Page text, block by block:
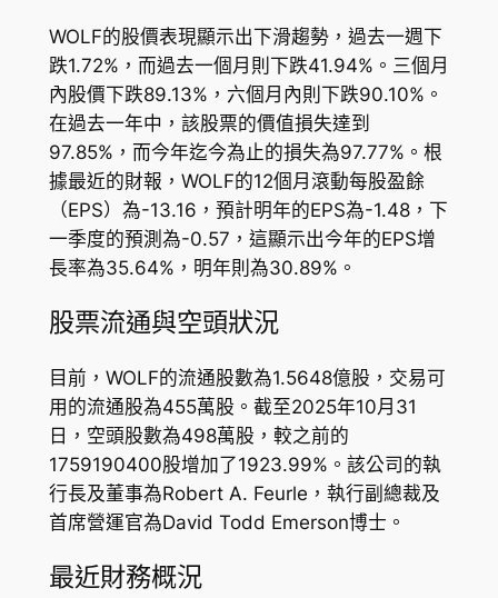
WOLF的股價表現顯示出下滑趨勢，過去一週下
跌1.72%，而過去一個月則下跌41.94%。三個月
內股價下跌89.13%，六個月內則下跌90.10%。
在過去一年中，該股票的價值損失達到
97.85%，而今年迄今為止的損失為97.77%。根
據最近的財報，WOLF的12個月滾動每股盈餘
（EPS）為-13.16，預計明年的EPS為-1.48，下
一季度的預測為-0.57，這顯示出今年的EPS增
長率為35.64%，明年則為30.89%。
股票流通與空頭狀況
目前，WOLF的流通股數為1.5648億股，交易可
用的流通股為455萬股。截至2025年10月31
日，空頭股數為498萬股，較之前的
1759190400股增加了1923.99%。該公司的執
行長及董事為Robert A. Feurle，執行副總裁及
首席營運官為David Todd Emerson博士。
最近財務概況